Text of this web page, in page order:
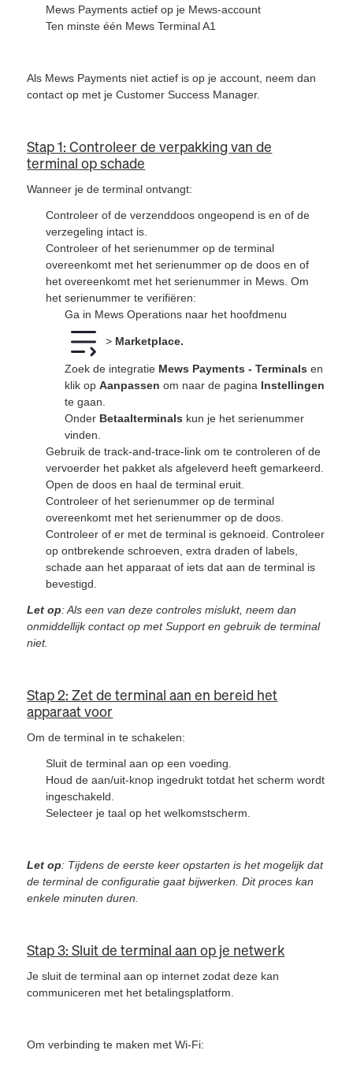
Mews Payments actief op je Mews-account
Ten minste één Mews Terminal A1
Als Mews Payments niet actief is op je account, neem dan
contact op met je Customer Success Manager.
Stap 1: Controleer de verpakking van de
terminal op schade
Wanneer je de terminal ontvangt:
Controleer of de verzenddoos ongeopend is en of de
verzegeling intact is.
Controleer of het serienummer op de terminal
overeenkomt met het serienummer op de doos en of
het overeenkomt met het serienummer in Mews. Om
het serienummer te verifiëren:
Ga in Mews Operations naar het hoofdmenu
> Marketplace.
Zoek de integratie Mews Payments - Terminals en
klik opAanpassen om naar de pagina Instellingen
te gaan.
Onder Betaalterminals kun je het serienummer
vinden.
Gebruik de track-and-trace-link om te controleren of de
vervoerder het pakket als afgeleverd heeft gemarkeerd.
Open de doos en haal de terminal eruit.
Controleer of het serienummer op de terminal
overeenkomt met het serienummer op de doos.
Controleer of er met de terminal is geknoeid. Controleer
op ontbrekende schroeven, extra draden of labels,
schade aan het apparaat of iets dat aan de terminal is
bevestigd.
Let op: Als een van deze controles mislukt, neem dan
onmiddellijk contact op met Support en gebruik de terminal
niet.
Stap 2: Zet de terminal aan en bereid het
apparaat voor
Om de terminal in te schakelen:
Sluit de terminal aan op een voeding.
Houd de aan/uit-knop ingedrukt totdat het scherm wordt
ingeschakeld.
Selecteer je taal op het welkomstscherm.
Let op: Tijdens de eerste keer opstarten is het mogelijk dat
de terminal de configuratie gaat bijwerken. Dit proces kan
enkele minuten duren.
Stap 3: Sluit de terminal aan op je netwerk
Je sluit de terminal aan op internet zodat deze kan
communiceren met het betalingsplatform.
Om verbinding te maken met Wi-Fi: